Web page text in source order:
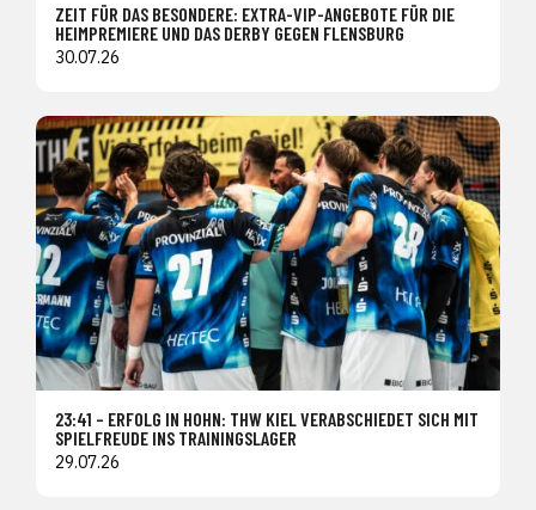
ZEIT FÜR DAS BESONDERE: EXTRA-VIP-ANGEBOTE FÜR DIE
HEIMPREMIERE UND DAS DERBY GEGEN FLENSBURG
30.07.26
23:41 – ERFOLG IN HOHN: THW KIEL VERABSCHIEDET SICH MIT
SPIELFREUDE INS TRAININGSLAGER
29.07.26